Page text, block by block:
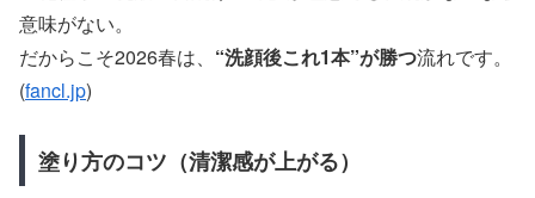
意味がない。
だからこそ2026春は、 “洗顔後これ1本”が勝つ流れです。
(fancl.jp)
塗り方のコツ（清潔感が上がる）